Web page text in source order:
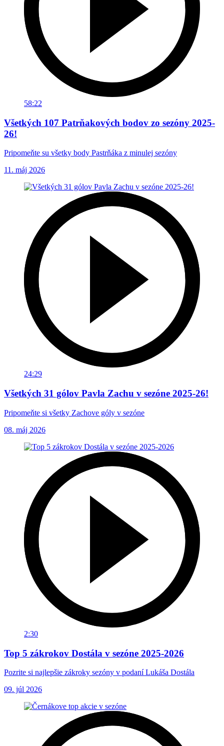
58:22
Všetkých 107 Patrňakových bodov zo sezóny 2025-
26!
Pripomeňte su všetky body Pastrňáka z minulej sezóny
11. máj 2026
24:29
Všetkých 31 gólov Pavla Zachu v sezóne 2025-26!
Pripomeňte si všetky Zachove góly v sezóne
08. máj 2026
2:30
Top 5 zákrokov Dostála v sezóne 2025-2026
Pozrite si najlepšie zákroky sezóny v podaní Lukáša Dostála
09. júl 2026